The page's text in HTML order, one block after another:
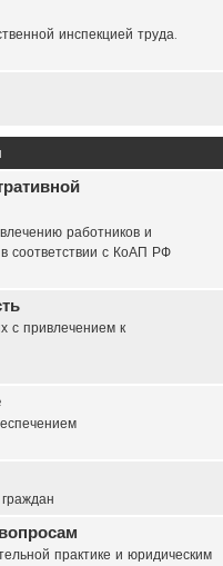
инспекцией труда.
работников и
соответствии с КоАП РФ
с привлечением к
практике и юридическим